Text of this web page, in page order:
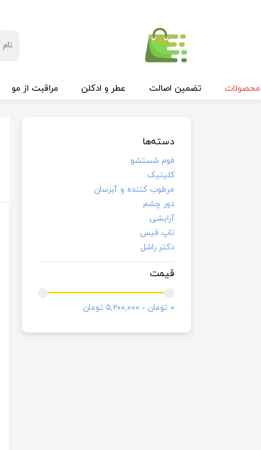
تضمین اصالت عطر و ادکلن مراقبت از مو
دسته‌ها
فوم شستشو
کلینیک
مرطوب کننده و آبرسان
دور چشم
آرایشی
تاپ فیس
دکتر راشل
قیمت
۰ تومان - ۵,۲۰۰,۰۰۰ تومان